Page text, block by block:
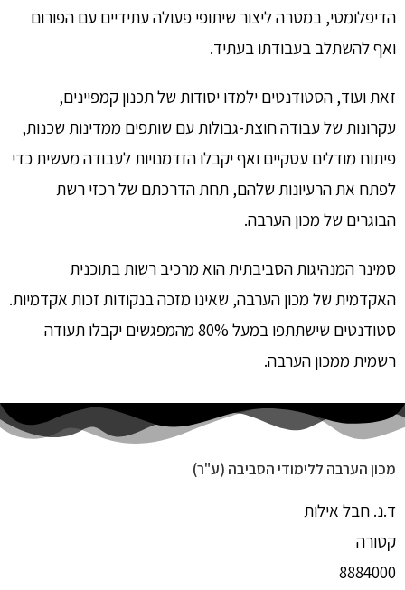
הדיפלומטי, במטרה ליצור שיתופי פעולה עתידיים עם הפורום
ואף להשתלב בעבודתו בעתיד.
זאת ועוד, הסטודנטים ילמדו יסודות של תכנון קמפיינים,
עקרונות של עבודה חוצת-גבולות עם שותפים ממדינות שכנות,
פיתוח מודלים עסקיים ואף יקבלו הזדמנויות לעבודה מעשית כדי
לפתח את הרעיונות שלהם, תחת הדרכתם של רכזי רשת
הבוגרים של מכון הערבה.
סמינר המנהיגות הסביבתית הוא מרכיב רשות בתוכנית
האקדמית של מכון הערבה, שאינו מזכה בנקודות זכות אקדמיות.
סטודנטים שישתתפו במעל 80% מהמפגשים יקבלו תעודה
רשמית ממכון הערבה.
מכון הערבה ללימודי הסביבה (ע"ר)
ד.נ. חבל אילות
קטורה
8884000